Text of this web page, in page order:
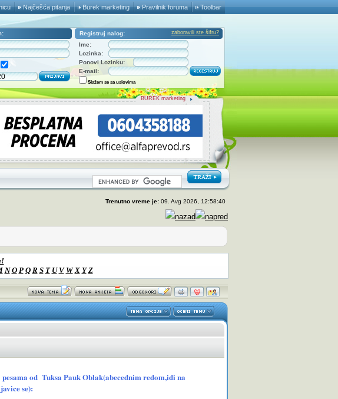
Toolbar
Pravilnik foruma
Burek marketing
Najčešća pitanja
Registruj nalog: zaboravili ste šifru?
Ime:
Lozinka:
Ponovi Lozinku:
E-mail:
Slažem se sa uslovima
BUREK marketing
Trenutno vreme je: 09. Avg 2026, 12:58:40
N O P Q R S T U V W X Y Z
pesama od Tuksa Pauk Oblak(abecednim redom,idi na
se):